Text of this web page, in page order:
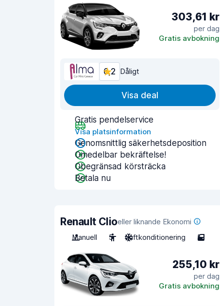
303,61 kr
per dag
Gratis avbokning
6,2 Dåligt
Visa deal
Gratis pendelservice
Visa platsinformation
Genomsnittlig säkerhetsdeposition
Omedelbar bekräftelse!
Obegränsad körsträcka
Betala nu
Renault Clioeller liknande Ekonomi
Manuell
5 Luftkonditionering 5
255,10 kr
per dag
Gratis avbokning